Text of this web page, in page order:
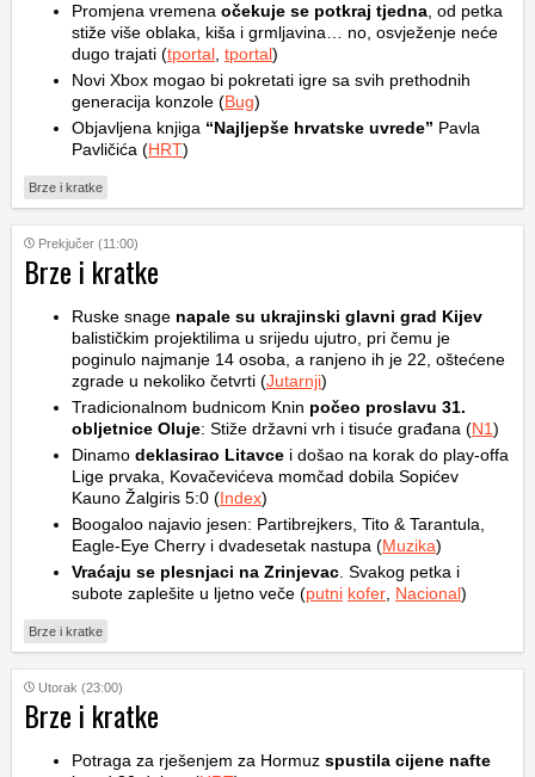
Promjena vremena očekuje se potkraj tjedna , od petka
stiže više oblaka, kiša i grmljavina… no, osvježenje neće
dugo trajati (tportal tportal)
Novi Xbox mogao bi pokretati igre sa svih prethodnih
generacija konzole (Bug)
Objavljena knjiga “Najljepše hrvatske uvrede” Pavla
Pavličića (HRT)
Brze i kratke
Prekjučer (11:00)
Brze i kratke
Ruske snage napale su ukrajinski glavni grad Kijev
balističkim projektilima u srijedu ujutro, pri čemu je
poginulo najmanje 14 osoba, a ranjeno ih je 22, oštećene
zgrade u nekoliko četvrti (Jutarnji)
Tradicionalnom budnicom Knin počeo proslavu 31.
obljetnice Oluje: Stiže državni vrh i tisuće građana (N1)
Dinamo deklasirao Litavce i došao na korak do play-offa
Lige prvaka, Kovačevićeva momčad dobila Sopićev
Kauno Žalgiris 5:0 (Index)
Boogaloo najavio jesen: Partibrejkers, Tito & Tarantula,
Eagle-Eye Cherry i dvadesetak nastupa (Muzika)
Vraćaju se plesnjaci na Zrinjevac . Svakog petka i
subote zaplešite u ljetno veče (putni kofer Nacional)
Brze i kratke
Utorak (23:00)
Brze i kratke
Potraga za rješenjem za Hormuz spustila cijene nafte